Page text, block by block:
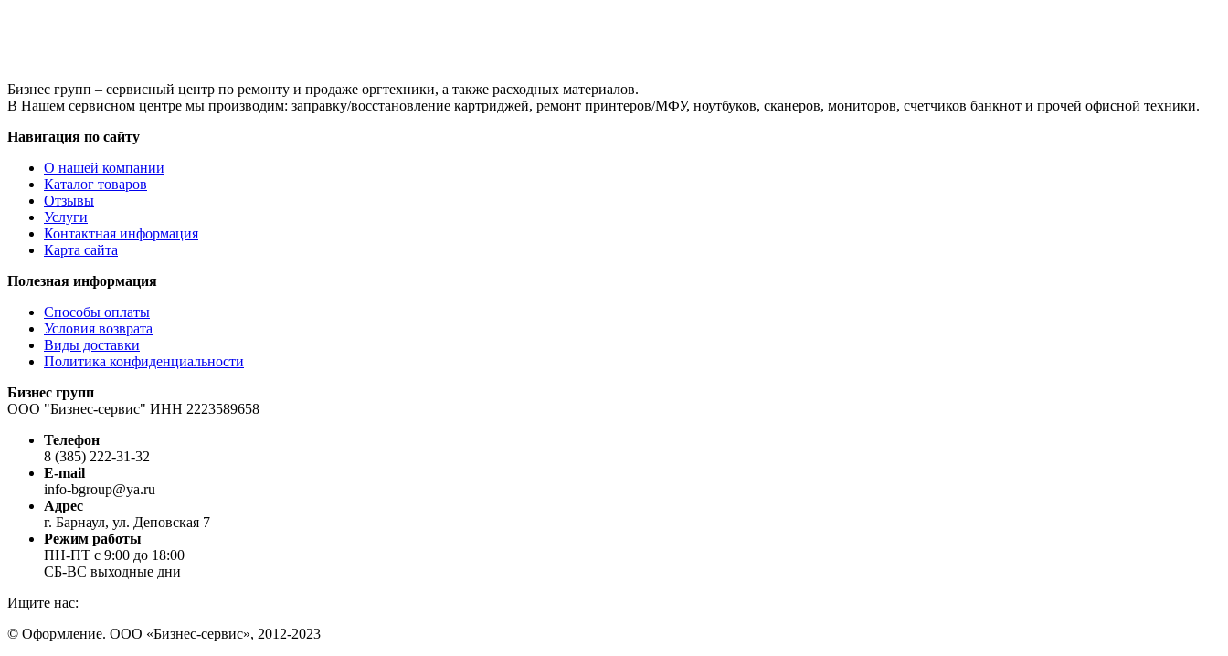
Бизнес групп – сервисный центр по ремонту и продаже оргтехники, а также расходных материалов.
В Нашем сервисном центре мы производим: заправку/восстановление картриджей, ремонт принтеров/МФУ, ноутбуков, сканеров, мониторов, счетчиков банкнот и прочей офисной техники.
Навигация по сайту
О нашей компании
Каталог товаров
Отзывы
Услуги
Контактная информация
Карта сайта
Полезная информация
Способы оплаты
Условия возврата
Виды доставки
Политика конфиденциальности
Бизнес групп
ООО "Бизнес-сервис" ИНН 2223589658
Телефон
8 (385) 222-31-32
E-mail
info-bgroup@ya.ru
Адрес
г. Барнаул, ул. Деповская 7
Режим работы
ПН-ПТ с 9:00 до 18:00
СБ-ВС выходные дни
Ищите нас:
Страница
Страница
Страница
© Оформление. ООО «Бизнес-сервис», 2012-2023